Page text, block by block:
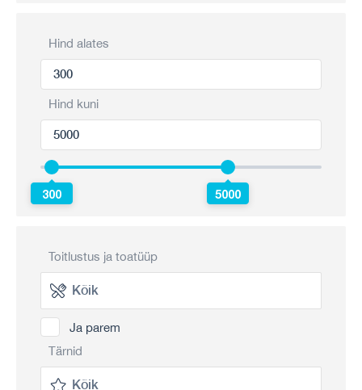
Hind alates
Hind kuni
300 5000
Toitlustus ja toatüüp
Ja parem
Tärnid